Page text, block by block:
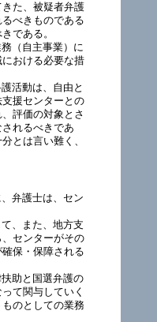
た、被疑者弁護
べきものである
である。
（自主事業）に
おける必要な措
活動は、自由と
援センターとの
評価の対象とさ
れるべきであ
とは言い難く、
弁護士は、セン
、また、地方支
センターがその
保・保障される
助と国選弁護の
て関与していく
のとしての業務